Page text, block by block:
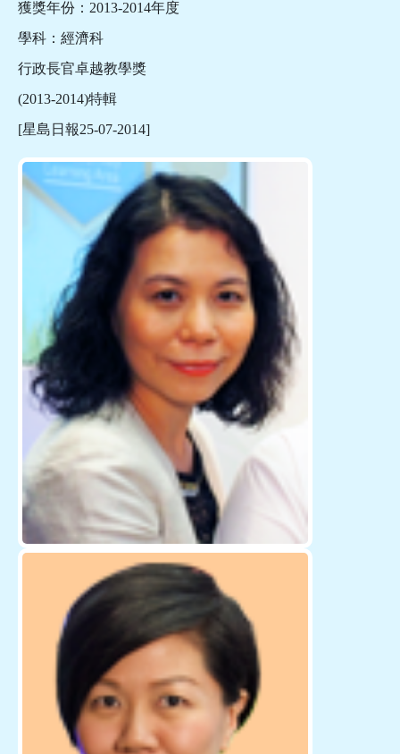
獲獎年份：2013-2014年度
學科：經濟科
行政長官卓越教學獎
(2013-2014)特輯
[星島日報25-07-2014]